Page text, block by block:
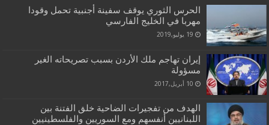
الحرس الثوري يوقف سفينة أجنبية تحمل وقودا
مهربا في الخليج الفارسي
19 يوليو,2019
إيران تهاجم ملك الأردن بسبب تصريحاته الغير
مسؤولة
10 أبريل,2017
الهدف من تفجيرات الضاحية خلق الفتنة بين
اللبنانيين أنفسهم ومع السوريين والفلسطينيين